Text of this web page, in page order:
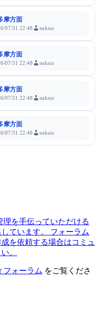
摩方面
07/31 22:48 tsrknic
摩方面
07/31 22:48 tsrknic
摩方面
07/31 22:48 tsrknic
摩方面
07/31 22:48 tsrknic
理を手伝っていただける
ています。
フォーラム
を依頼する場合はコミュ
。
フォーラム をご覧くださ